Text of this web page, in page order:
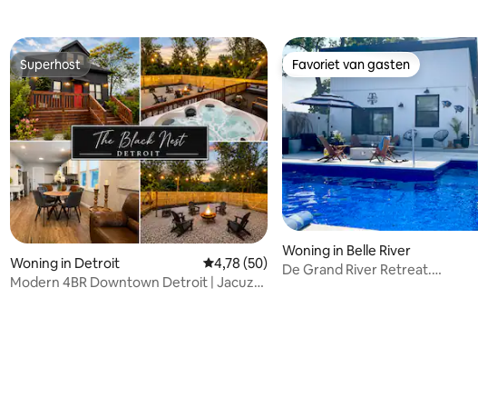
beoordeling van 4,84 uit 5, 70 recensies
Superhost
Superhost
Woning in Detroit Gemiddelde beoordeling van 4,78 uit 5, 50
4,78 (50)
Modern 4BR Downtown Detroit | Jacuzzi
Favoriet van gasten
Favoriet van gasten
Woning in Belle River
De Grand River Retreat.